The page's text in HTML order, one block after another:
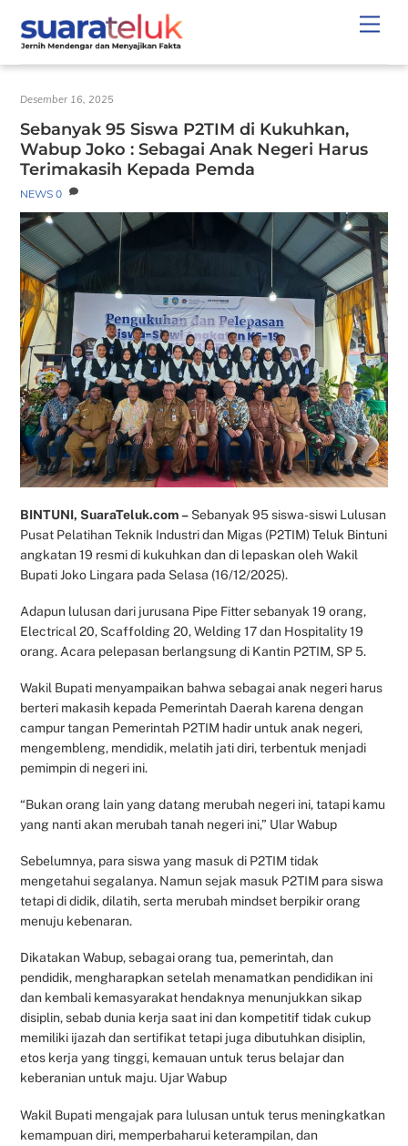
content
Desember 16, 2025
Sebanyak 95 Siswa P2TIM di Kukuhkan,
Wabup Joko : Sebagai Anak Negeri Harus
Terimakasih Kepada Pemda
NEWS 0
BINTUNI, SuaraTeluk.com – Sebanyak 95 siswa-siswi Lulusan
Pusat Pelatihan Teknik Industri dan Migas (P2TIM) Teluk Bintuni
angkatan 19 resmi di kukuhkan dan di lepaskan oleh Wakil
Bupati Joko Lingara pada Selasa (16/12/2025).
Adapun lulusan dari jurusana Pipe Fitter sebanyak 19 orang,
Electrical 20, Scaffolding 20, Welding 17 dan Hospitality 19
orang. Acara pelepasan berlangsung di Kantin P2TIM, SP 5.
Wakil Bupati menyampaikan bahwa sebagai anak negeri harus
berteri makasih kepada Pemerintah Daerah karena dengan
campur tangan Pemerintah P2TIM hadir untuk anak negeri,
mengembleng, mendidik, melatih jati diri, terbentuk menjadi
pemimpin di negeri ini.
“Bukan orang lain yang datang merubah negeri ini, tatapi kamu
yang nanti akan merubah tanah negeri ini,” Ular Wabup
Sebelumnya, para siswa yang masuk di P2TIM tidak
mengetahui segalanya. Namun sejak masuk P2TIM para siswa
tetapi di didik, dilatih, serta merubah mindset berpikir orang
menuju kebenaran.
Dikatakan Wabup, sebagai orang tua, pemerintah, dan
pendidik, mengharapkan setelah menamatkan pendidikan ini
dan kembali kemasyarakat hendaknya menunjukkan sikap
disiplin, sebab dunia kerja saat ini dan kompetitif tidak cukup
memiliki ijazah dan sertifikat tetapi juga dibutuhkan disiplin,
etos kerja yang tinggi, kemauan untuk terus belajar dan
keberanian untuk maju. Ujar Wabup
Wakil Bupati mengajak para lulusan untuk terus meningkatkan
kemampuan diri, memperbaharui keterampilan, dan